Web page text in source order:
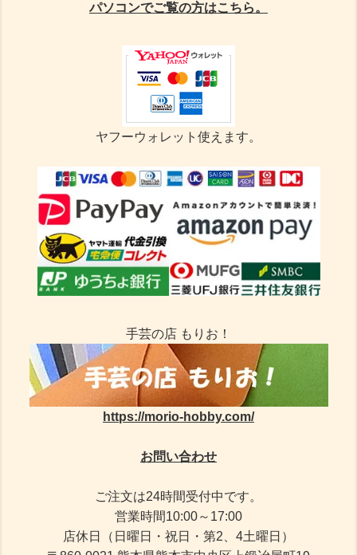
パソコンでご覧の方はこちら。
ヤフーウォレット使えます。
手芸の店 もりお！
https://morio-hobby.com/
お問い合わせ
ご注文は24時間受付中です。
営業時間10:00～17:00
店休日（日曜日・祝日・第2、4土曜日）